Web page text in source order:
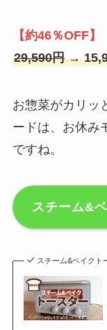
【約46％OFF】
29,590円→
お惣菜がカリッ
ードは、お休み
ですね。
スチーム&
スチーム&ベイクト